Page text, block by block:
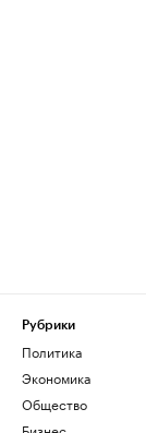
Рубрики
Политика
Экономика
Общество